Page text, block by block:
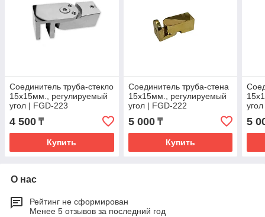
Соединитель труба-стекло
15х15мм., регулируемый
угол | FGD-223
SUS304/PSS | Хром
4 500 ₸
Купить
Соединитель труба-стена
15х15мм., регулируемый
угол | FGD-222
SUS304/TP | Золотой
5 000₸
Купить
5
О нас
Рейтинг не сформирован
Менее 5 отзывов за последний год